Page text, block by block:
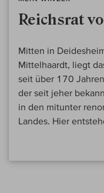
Reichsrat
Mitten in
Mittelhaardt, liegt
seit über 170
der seit jeher
in den mitunter
Landes. Hier